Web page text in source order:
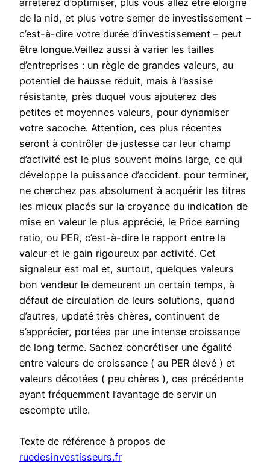
arrêterez d’optimiser, plus vous allez être éloigné
de la nid, et plus votre semer de investissement –
c’est-à-dire votre durée d’investissement – peut
être longue.Veillez aussi à varier les tailles
d’entreprises : un règle de grandes valeurs, au
potentiel de hausse réduit, mais à l’assise
résistante, près duquel vous ajouterez des
petites et moyennes valeurs, pour dynamiser
votre sacoche. Attention, ces plus récentes
seront à contrôler de justesse car leur champ
d’activité est le plus souvent moins large, ce qui
développe la puissance d’accident. pour terminer,
ne cherchez pas absolument à acquérir les titres
les mieux placés sur la croyance du indication de
mise en valeur le plus apprécié, le Price earning
ratio, ou PER, c’est-à-dire le rapport entre la
valeur et le gain rigoureux par activité. Cet
signaleur est mal et, surtout, quelques valeurs
bon vendeur le demeurent un certain temps, à
défaut de circulation de leurs solutions, quand
d’autres, updaté très chères, continuent de
s’apprécier, portées par une intense croissance
de long terme. Sachez concrétiser une égalité
entre valeurs de croissance ( au PER élevé ) et
valeurs décotées ( peu chères ), ces précédente
ayant fréquemment l’avantage de servir un
escompte utile.
Texte de référence à propos de
ruedesinvestisseurs.fr